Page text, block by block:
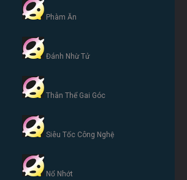
Phàm Ăn
Đánh Nhừ Tử
Thân Thể Gai Góc
Siêu Tốc Công Nghệ
Nổ Nhớt